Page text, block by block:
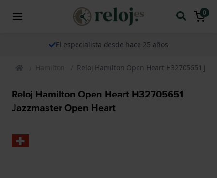
0
El especialista desde hace 25 años
Hamilton Reloj Hamilton Open Heart H32705651
Reloj Hamilton Open Heart H32705651
Jazzmaster Open Heart